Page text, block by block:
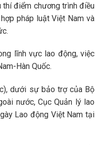
thí điểm chương trình điều
pháp luật Việt Nam và
lĩnh vực lao động, việc
Hàn Quốc.
dưới sự bảo trợ của Bộ
nước, Cục Quản lý lao
Lao động Việt Nam tại